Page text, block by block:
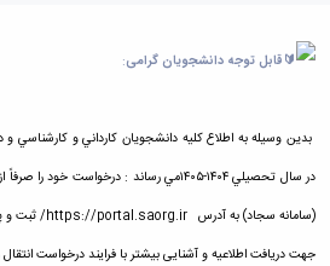
قابل توجه دانشجویان گرامی:
بدين وسيله به اطلاع كليه دانشجويان كارداني و كارشناسي
در سال تحصيلي ١٤٠٤-١٤٠٥مي رساند : درخواست
(سامانه سجاد) به آدرس https://portal.saorg.ir/ ثبت و
جهت دریافت اطلاعیه و آشنایی بیشتر با فرایند درخواست